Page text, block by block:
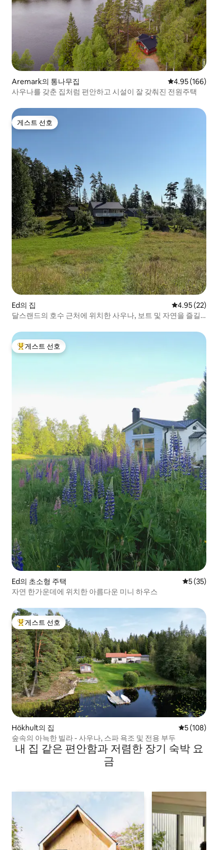
Aremark의 통나무집 평점 4.95점(5
4.95 (166)
사우나를 갖춘 집처럼 편안하고 시설이 잘 갖춰진 전원주택
게스트 선호
게스트 선호
Ed의 집 평점 4.95점(5
4.95 (22)
달스랜드의 호수 근처에 위치한 사우나, 보트 및 자연을 즐길
상위 게스트 선호
게스트 선호
Ed의 초소형 주택 평점 5점
5 (35)
자연 한가운데에 위치한 아름다운 미니 하우스
상위 게스트 선호
게스트 선호
Hökhult의 집 평점 5점(5
5 (108)
숲속의 아늑한 빌라 - 사우나, 스파 욕조 및 전용 부두
내 집 같은 편안함과 저렴한 장기 숙박 요
금